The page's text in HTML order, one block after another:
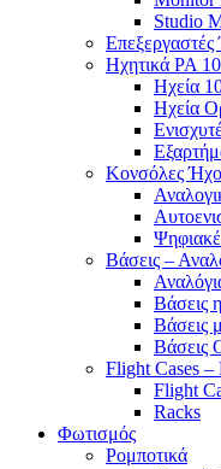
Studio
Ηχητικά PA
Ηχεία
Ηχεία
Κονσόλες
Βάσεις –
Βάσεις
Βάσεις
Βάσεις
Flight Cases –
Flight
Racks
Φωτισμός
Ρομποτικά